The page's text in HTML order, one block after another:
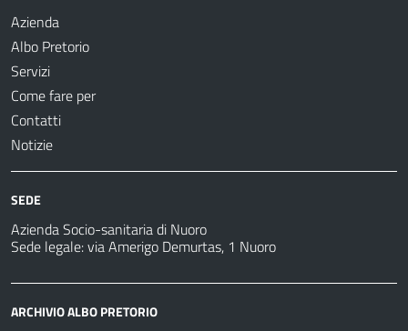
Azienda
Albo Pretorio
Servizi
Come fare per
Contatti
Notizie
SEDE
Azienda Socio-sanitaria di Nuoro
Sede legale: via Amerigo Demurtas, 1 Nuoro
ARCHIVIO ALBO PRETORIO